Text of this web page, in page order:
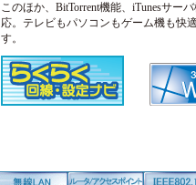
このほか、BitTorrent機能、iTunesサー
応。テレビもパソコンもゲーム機も快
す。